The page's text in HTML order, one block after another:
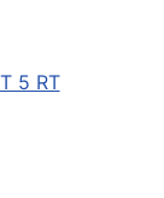
5 RT